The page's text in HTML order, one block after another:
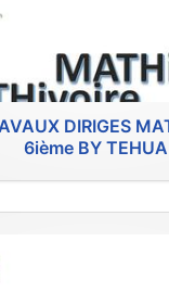
DIRIGES
6ième BY TEHUA